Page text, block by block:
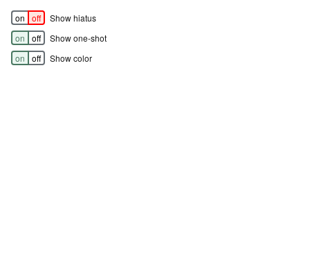
on off
Show hiatus
on
off
Show one-shot
on
off Show color